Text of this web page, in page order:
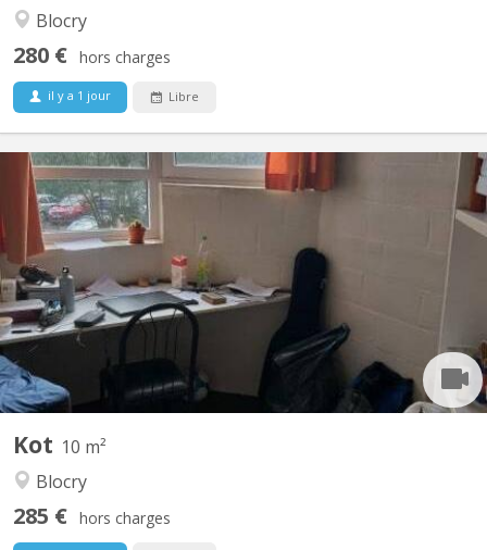
Blocry
280 € hors charges
il y a 1 jour Libre
Kot 10 m²
Blocry
285 € hors charges
KV 1025
Sports 11/104: kot situé au Blocry, rue des Sports dans un
appartement communautaire de 10, avec 3 salles de douches et
3 WC. chambre de 10 m², lumineuse proximité immédiate avec le
centre sportif, de l IAD, et proche du centre de LLN A louer du 20
juin au 10 septembre 2026 à 290 euros...